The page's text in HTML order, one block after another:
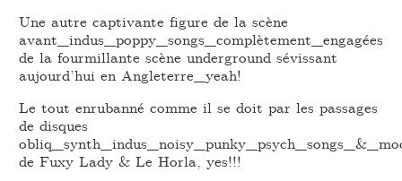
Une autre captivante figure de la scène
avant_indus_poppy_songs_complètement_engagées
de la fourmillante scène underground sévissant
aujourd’hui en Angleterre_yeah!
Le tout enrubanné comme il se doit par les passages
de disques
de Fuxy Lady & Le Horla, yes!!!